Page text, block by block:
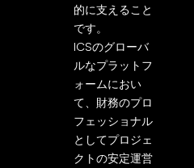
的に支え ること
です。
ICSのグローバ
ルなプラットフ
ォームにおい
て、財務のプロ
フェッショナル
としてプロジェ
クトの安定運営